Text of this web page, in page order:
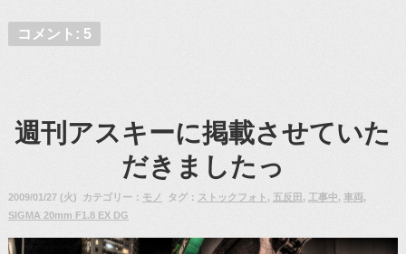
コメント: 5
週刊アスキーに掲載させていた
だきましたっ
2009/01/27 (火) カテゴリー： モノ タグ： ストックフォト , 五反田 , 工事中, 車両,
SIGMA 20mm F1.8 EX DG